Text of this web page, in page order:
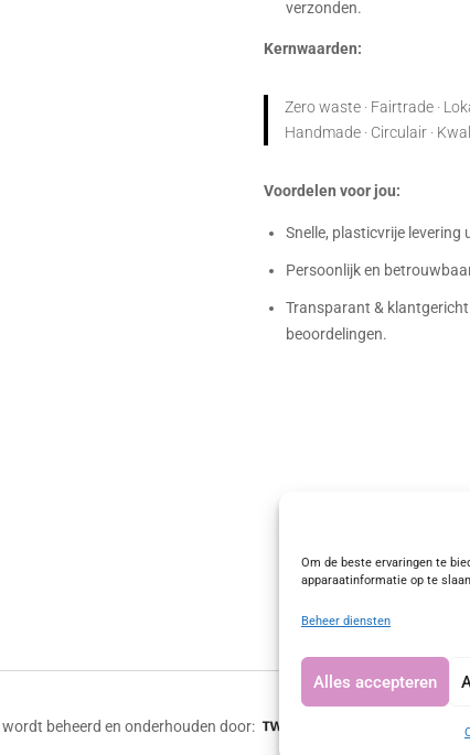
Om de beste ervaringen te
apparaatinformatie op te
Beheer diensten
Alles accepteren
verzonden.
Kernwaarden:
Zero waste · Fairtrade ·
Handmade · Circulair ·
Voordelen voor jou:
Snelle, plasticvrije levering
Persoonlijk en
Transparant &
beoordelingen.
4.72 waardering (101
wordt beheerd en onderhouden door: